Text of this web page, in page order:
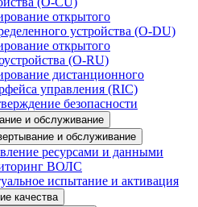
открытого
устройства (O-DU)
открытого
(O-RU)
дистанционного
управления (RIC)
безопасности
и обслуживание
и обслуживание
ресурсами и данными
ВОЛС
испытание и активация
качества